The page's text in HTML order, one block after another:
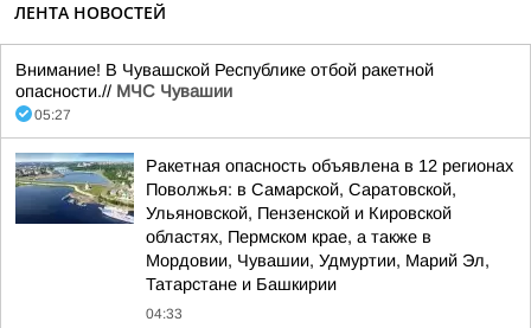
ЛЕНТА НОВОСТЕЙ
Внимание! В Чувашской Республике отбой ракетной
опасности.// МЧС Чувашии
05:27
Ракетная опасность объявлена в 12 регионах
Поволжья: в Самарской, Саратовской,
Ульяновской, Пензенской и Кировской
областях, Пермском крае, а также в
Мордовии, Чувашии, Удмуртии, Марий Эл,
Татарстане и Башкирии
04:33